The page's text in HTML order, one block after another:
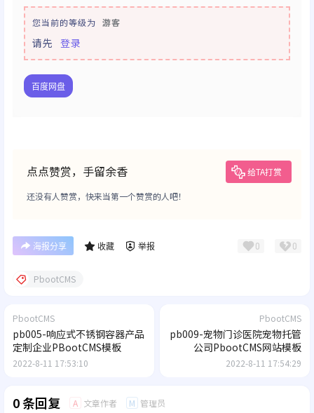
您当前的等级为 游客
请先 登录
百度网盘
点点赞赏，手留余香 给TA打赏
还没有人赞赏，快来当第一个赞赏的人吧！
海报分享 收藏 举报 0 0
PbootCMS
PbootCMS
pb005-响应式不锈钢容器产品
定制企业PBootCMS模板
2022-8-11 17:53:10
PbootCMS
pb009-宠物门诊医院宠物托管
公司PbootCMS网站模板
2022-8-11 17:54:29
0 条回复 A 文章作者 M 管理员